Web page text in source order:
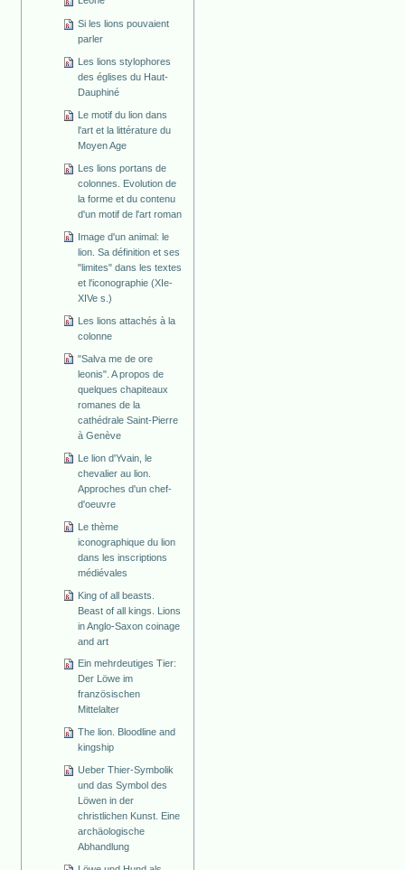
Si les lions pouvaient
parler
Les lions stylophores
des églises du Haut-
Dauphiné
Le motif du lion dans
l'art et la littérature du
Moyen Age
Les lions portans de
colonnes. Evolution de
la forme et du contenu
d'un motif de l'art roman
Image d'un animal: le
lion. Sa définition et ses
"limites" dans les textes
et l'iconographie (XIe-
XIVe s.)
Les lions attachés à la
colonne
"Salva me de ore
leonis". A propos de
quelques chapiteaux
romanes de la
cathédrale Saint-Pierre
à Genève
Le lion d'Yvain, le
chevalier au lion.
Approches d'un chef-
d'oeuvre
Le thème
iconographique du lion
dans les inscriptions
médiévales
King of all beasts.
Beast of all kings. Lions
in Anglo-Saxon coinage
and art
Ein mehrdeutiges Tier:
Der Löwe im
französischen
Mittelalter
The lion. Bloodline and
kingship
Ueber Thier-Symbolik
und das Symbol des
Löwen in der
christlichen Kunst. Eine
archäologische
Abhandlung